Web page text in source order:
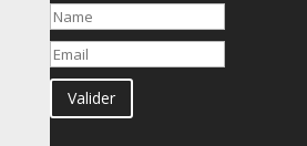
Valider